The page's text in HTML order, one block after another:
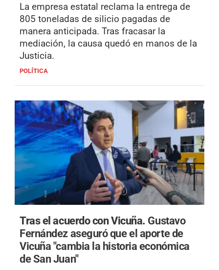
La empresa estatal reclama la entrega de
805 toneladas de silicio pagadas de
manera anticipada. Tras fracasar la
mediación, la causa quedó en manos de la
Justicia.
POLÍTICA
Tras el acuerdo con Vicuña. Gustavo
Fernández aseguró que el aporte de
Vicuña "cambia la historia económica
de San Juan"